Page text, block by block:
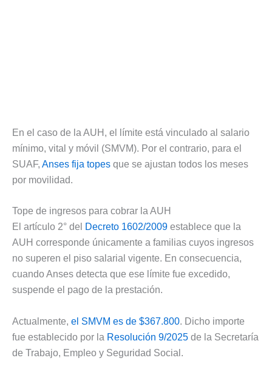
En el caso de la AUH, el límite está vinculado al salario
mínimo, vital y móvil (SMVM). Por el contrario, para el
SUAF, Anses fija topes que se ajustan todos los meses
por movilidad.
Tope de ingresos para cobrar la AUH
El artículo 2° del
Decreto 1602/2009 establece que la
AUH corresponde únicamente a familias cuyos ingresos
no superen el piso salarial vigente. En consecuencia,
cuando Anses detecta que ese límite fue excedido,
suspende el pago de la prestación.
Actualmente, el SMVM es de $367.800. Dicho importe
fue establecido por la Resolución 9/2025 de la Secretaría
de Trabajo, Empleo y Seguridad Social.